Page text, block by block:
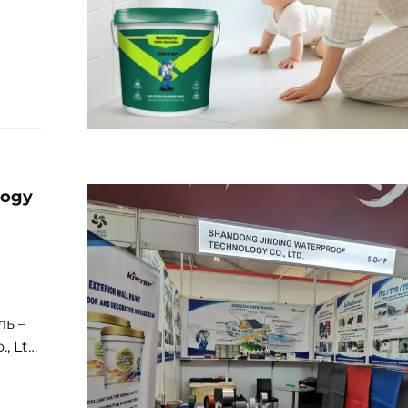
–
Ltd.